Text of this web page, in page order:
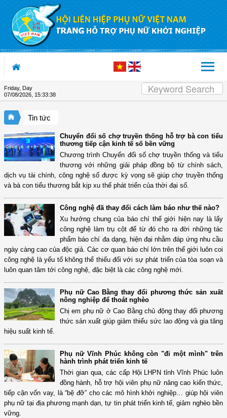
Skip to Content
Friday, Day
07/08/2026 15:33:39
Tin tức
Chuyển đổi số chợ truyền thống hỗ trợ bà con tiểu
thương tiếp cận kinh tế số bền vững
Chương trình Chuyển đổi số chợ truyền thống và tiểu
thương với những giải pháp đồng bộ từ chính sách,
dịch vụ tài chính, công nghệ số được kỳ vọng sẽ giúp chợ truyền thống
và bà con tiểu thương bắt kịp xu thế phát triển của thời đại số.
Công nghệ đã thay đổi cách làm báo như thế nào?
Xu hướng chung của báo chí thế giới hiện nay là lấy
công nghệ làm trụ cột để từ đó cho ra đời những tác
phẩm báo chí đa dạng, hiện đại nhằm đáp ứng nhu cầu
ngày càng cao của độc giả. Các cơ quan báo chí lớn trên thế giới luôn coi
công nghệ là yếu tố không thể thiếu đối với sự phát triển của tòa soạn và
luôn quan tâm tới công nghệ, đặc biệt là các công nghệ mới.
Phụ nữ Cao Bằng thay đổi phương thức sản xuất
nông nghiệp để thoát nghèo
Chị em phụ nữ ở Cao Bằng chủ động thay đổi phương
thức sản xuất giúp giảm thiểu sức lao động và gia tăng
hiệu suất kinh tế.
Phụ nữ Vĩnh Phúc không còn "đi một mình" trên
hành trình phát triển kinh tế
Thời gian qua, các cấp Hội LHPN tỉnh Vĩnh Phúc luôn
đồng hành, hỗ trợ hội viên phụ nữ nâng cao kiến thức,
tiếp cận vốn vay, là “bệ đỡ” cho các mô hình khởi nghiệp… giúp hội viên
phụ nữ tại địa phương mạnh dạn, tự tin phát triển kinh tế, giảm nghèo bền
vững.